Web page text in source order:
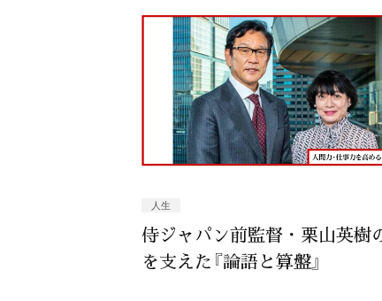
人生
侍ジャパン前監督・栗山英樹
を支えた『論語と算盤』